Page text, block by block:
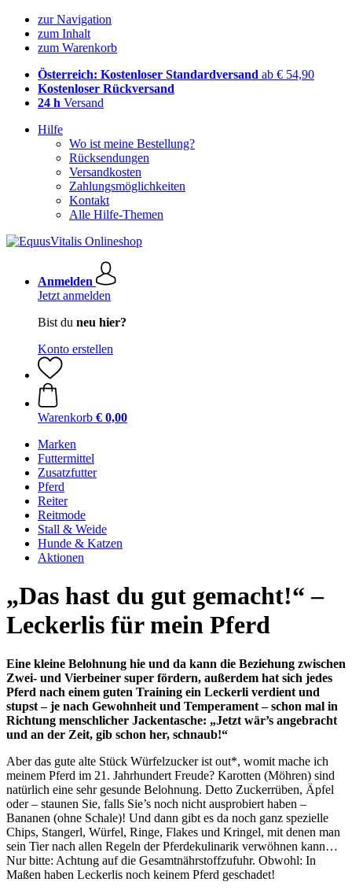
zur Navigation
zum Inhalt
zum Warenkorb
Österreich: Kostenloser Standardversand ab € 54,90
Kostenloser Rückversand
24 h Versand
Hilfe
Wo ist meine Bestellung?
Rücksendungen
Versandkosten
Zahlungsmöglichkeiten
Kontakt
Alle Hilfe-Themen
Anmelden
Jetzt anmelden
Bist du neu hier?
Konto erstellen
Warenkorb € 0,00
Marken
Futtermittel
Zusatzfutter
Pferd
Reiter
Reitmode
Stall & Weide
Hunde & Katzen
Aktionen
„Das hast du gut gemacht!“ –
Leckerlis für mein Pferd
Eine kleine Belohnung hie und da kann die Beziehung zwischen
Zwei- und Vierbeiner super fördern, außerdem hat sich jedes
Pferd nach einem guten Training ein Leckerli verdient und
stupst – je nach Gewohnheit und Temperament – schon mal in
Richtung menschlicher Jackentasche: „Jetzt wär’s angebracht
und an der Zeit, gib schon her, schnaub!“
Aber das gute alte Stück Würfelzucker ist out*, womit mache ich
meinem Pferd im 21. Jahrhundert Freude? Karotten (Möhren) sind
natürlich eine sehr gesunde Belohnung. Detto Zuckerrüben, Äpfel
oder – staunen Sie, falls Sie’s noch nicht ausprobiert haben –
Bananen (ohne Schale)! Und dann gibt es da noch ganz spezielle
Chips, Stangerl, Würfel, Ringe, Flakes und Kringel, mit denen man
sein Tier nach allen Regeln der Pferdekulinarik verwöhnen kann…
Nur bitte: Achtung auf die Gesamtnährstoffzufuhr. Obwohl: In
Maßen haben Leckerlis noch keinem Pferd geschadet!